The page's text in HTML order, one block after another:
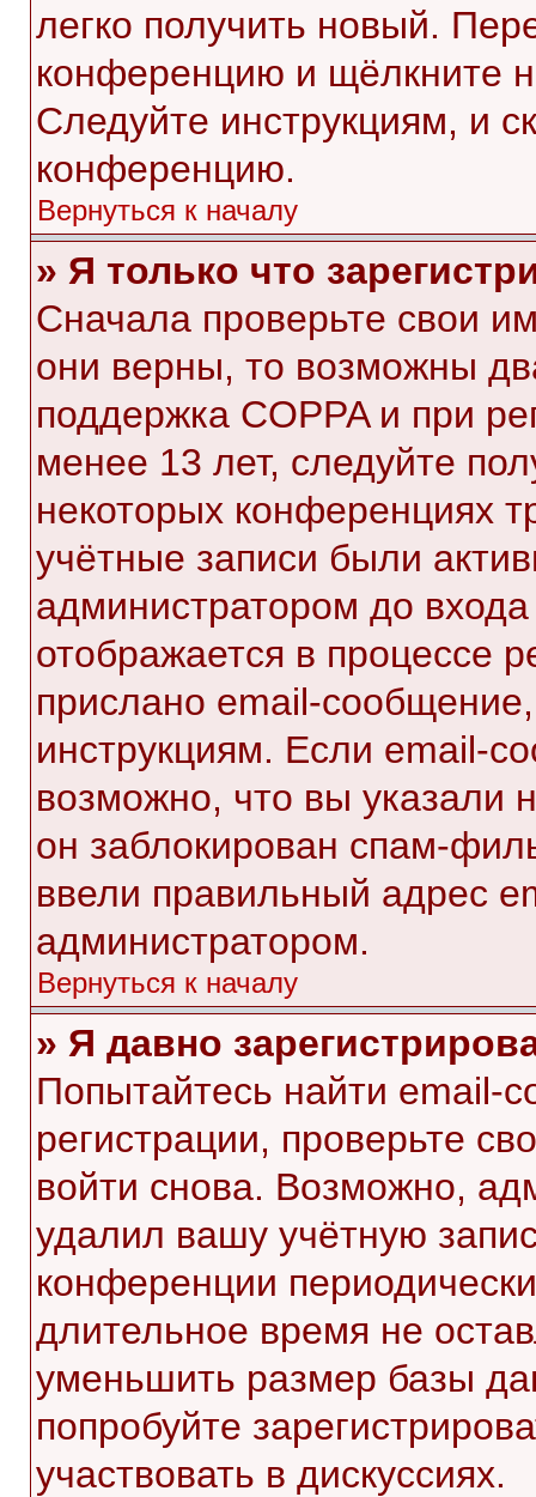
легко получить новый.
конференцию и щёлкните
Следуйте инструкциям, и
конференцию.
Вернуться к началу
» Я только что
Сначала проверьте свои
они верны, то возможны
поддержка COPPA и при
менее 13 лет, следуйте
некоторых конференциях
учётные записи были
администратором до
отображается в процессе
прислано email-
инструкциям. Если email-
возможно, что вы указали
он заблокирован спам-
ввели правильный адрес
администратором.
Вернуться к началу
» Я давно
Попытайтесь найти email-
регистрации, проверьте
войти снова. Возможно,
удалил вашу учётную
конференции
длительное время не
уменьшить размер базы
попробуйте
участвовать в дискуссиях.